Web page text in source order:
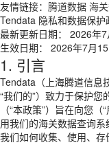
友情链接： 腾道数据 海
Tendata 隐私和数据保护
最新更新日期： 2026年7
生效日期： 2026年7月
1. 引言
Tendata（上海腾道信息
“我们的”）致力于保护
（“本政策”）旨在向您
用我们的海关数据查询系
我们如何收集、使用、存